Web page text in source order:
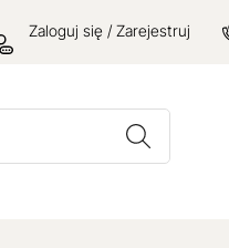
Zaloguj się / Zarejestruj
Wyszukaj